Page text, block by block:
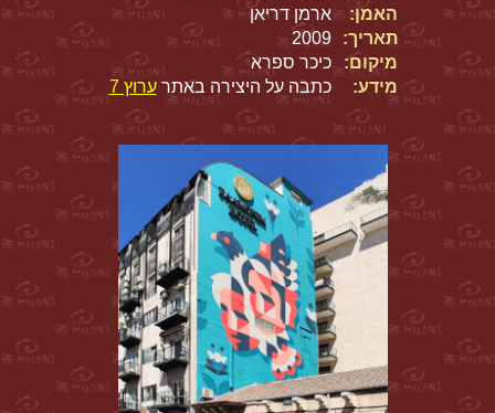
האמן:
ארמן דריאן
תאריך:
2009
מיקום:
כיכר ספרא
מידע:
כתבה על היצירה באתרערוץ 7